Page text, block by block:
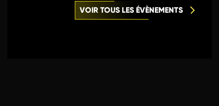
VOIR TOUS LES ÉVÈNEMENTS